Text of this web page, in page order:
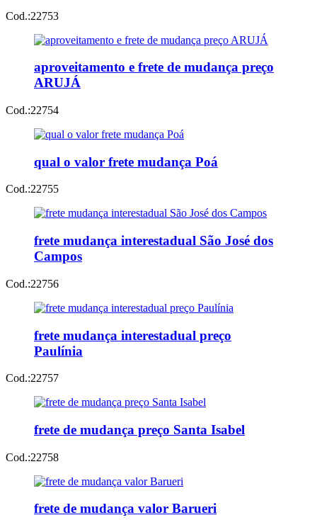
Cod.:22753
aproveitamento e frete de mudança preço
ARUJÁ
Cod.:22754
qual o valor frete mudança Poá
Cod.:22755
frete mudança interestadual São José dos
Campos
Cod.:22756
frete mudança interestadual preço
Paulínia
Cod.:22757
frete de mudança preço Santa Isabel
Cod.:22758
frete de mudança valor Barueri